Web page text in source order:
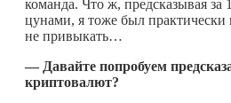
команда. Что ж, предсказывая за
цунами, я тоже был
не привыкать…
— Давайте попробуем
криптовалют?